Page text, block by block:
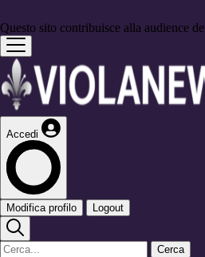
Questo sito contribuisce alla audience de
Accedi
Modifica profilo Logout
Cerca